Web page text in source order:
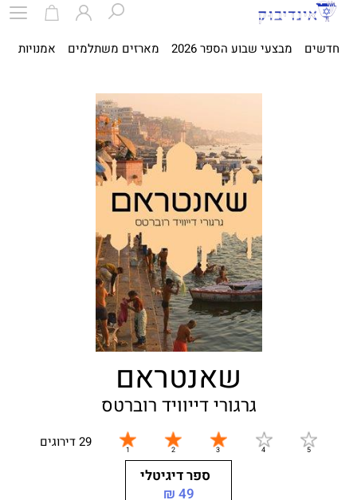
חדשים מבצעי שבוע הספר 2026 מארזים משתלמים אמנויות
שאנטראם
גרגורי דייוויד רוברטס
29 דירוגים
ספר דיגיטלי
49 ₪